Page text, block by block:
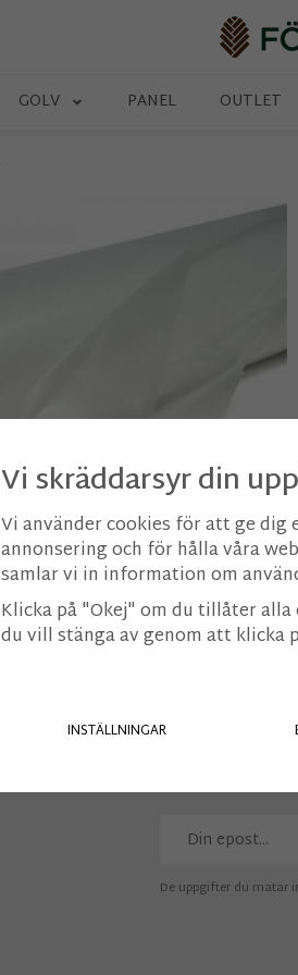
GOLV PANEL OUTLET
Få våra
De uppgifter du matar
Vi skräddarsyr din
Vi använder cookies för att ge dig
annonsering och för hålla våra
samlar vi in information om
Klicka på "Okej" om du tillåter
du vill stänga av genom att klicka
INSTÄLLNINGAR